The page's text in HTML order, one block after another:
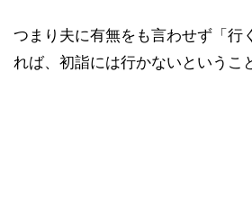
つまり夫に有無をも言わせず「行
れば、初詣には行かないというこ